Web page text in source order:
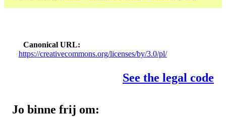
Canonical URL
https://creativecommons.org/licenses/by/3.0/pl/
See the legal code
Jo binne frij om: